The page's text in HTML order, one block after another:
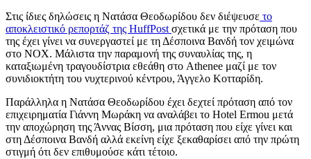
Στις ίδιες δηλώσεις η Νατάσα Θεοδωρίδου δεν διέψευσε το
αποκλειστικό ρεπορτάζ της HuffPostσχετικά με την πρόταση που
της έχει γίνει να συνεργαστεί με τη Δέσποινα Βανδή τον χειμώνα
στο NOX. Μάλιστα την παραμονή της συναυλίας της, η
καταξιωμένη τραγουδίστρια εθεάθη στο Athenee μαζί με τον
συνιδιοκτήτη του νυχτερινού κέντρου, Άγγελο Κοτταρίδη.
Παράλληλα η Νατάσα Θεοδωρίδου έχει δεχτεί πρόταση από τον
επιχειρηματία Γιάννη Μωράκη να αναλάβει το Hotel Ermou μετά
την αποχώρηση της Άννας Βίσση, μια πρόταση που είχε γίνει και
στη Δέσποινα Βανδή αλλά εκείνη είχε ξεκαθαρίσει από την πρώτη
στιγμή ότι δεν επιθυμούσε κάτι τέτοιο.